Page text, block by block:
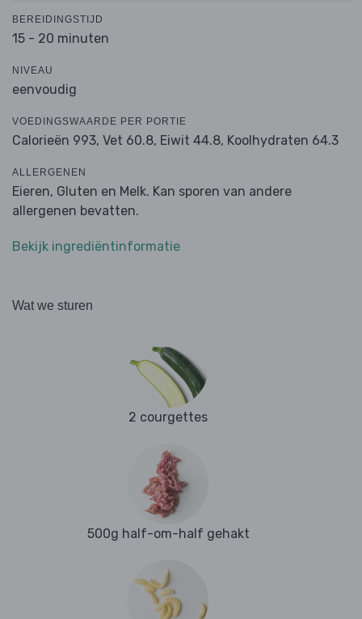
BEREIDINGSTIJD
15 - 20 minuten
NIVEAU
eenvoudig
VOEDINGSWAARDE PER PORTIE
Calorieën 993, Vet 60.8, Eiwit 44.8, Koolhydraten 64.3
ALLERGENEN
Eieren, Gluten en Melk. Kan sporen van andere
allergenen bevatten.
Bekijk ingrediëntinformatie
Wat we sturen
2 courgettes
500g half-om-half gehakt